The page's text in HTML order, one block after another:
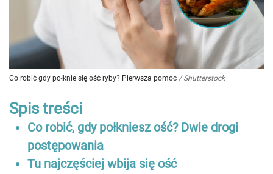
Co robić gdy połknie się ość ryby? Pierwsza pomoc / Shutterstock
Spis treści
Co robić, gdy połkniesz ość? Dwie drogi
postępowania
Tu najczęściej wbija się ość